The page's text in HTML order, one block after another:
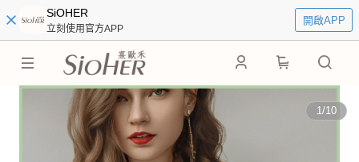
SiOHER
立刻使用官方APP
開啟APP
1/10